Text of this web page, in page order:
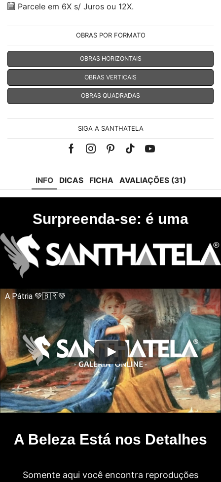
Parcele em 6X s/ Juros ou 12X.
OBRAS POR FORMATO
OBRAS HORIZONTAIS
OBRAS VERTICAIS
OBRAS QUADRADAS
SIGA A SANTHATELA
FacebookInstagramPinterest
Tik-Youtube
INFO DICAS FICHA AVALIAÇÕES (31)
Surpreenda-se: é uma
A Pátria 💚🇧🇷💚
A Beleza Está nos Detalhes
Somente aqui você encontra reproduções